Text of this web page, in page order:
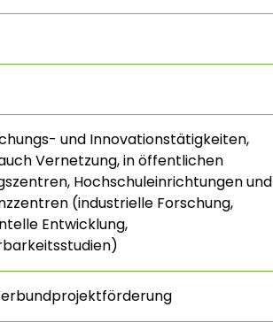
und Innovationstätigkeiten,
Vernetzung, in öffentlichen
Hochschuleinrichtungen und
(industrielle Forschung,
Entwicklung,